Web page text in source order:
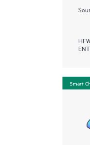
Smart